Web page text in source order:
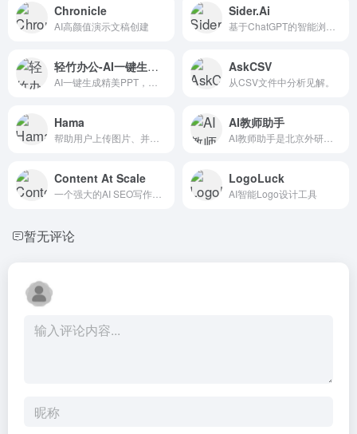
Chronicle
AI高颜值演示文稿创建
Sider.Ai
轻竹办公-AI一键生成PPT AskCSV
从CSV文件中分析见解。
Hama AI教师助手
Content At Scale LogoLuck
AI智能Logo设计工具
暂无评论